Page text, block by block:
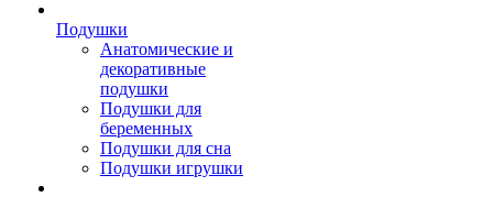
Подушки
Анатомические и
декоративные
подушки
Подушки для
беременных
Подушки для сна
Подушки игрушки